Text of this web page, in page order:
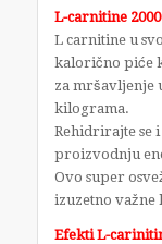
L-carnitine
L carnitine u
kalorično piće
za mršavljenje
kilograma.
Rehidrirajte se
proizvodnju
Ovo super
izuzetno
Efekti L-